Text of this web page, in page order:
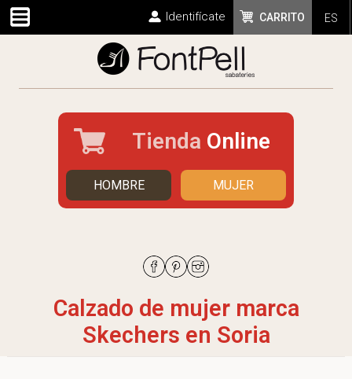
ES
CARRITO
Identifícate
Tienda Online
HOMBRE MUJER
Calzado de mujer marca
Skechers en Soria